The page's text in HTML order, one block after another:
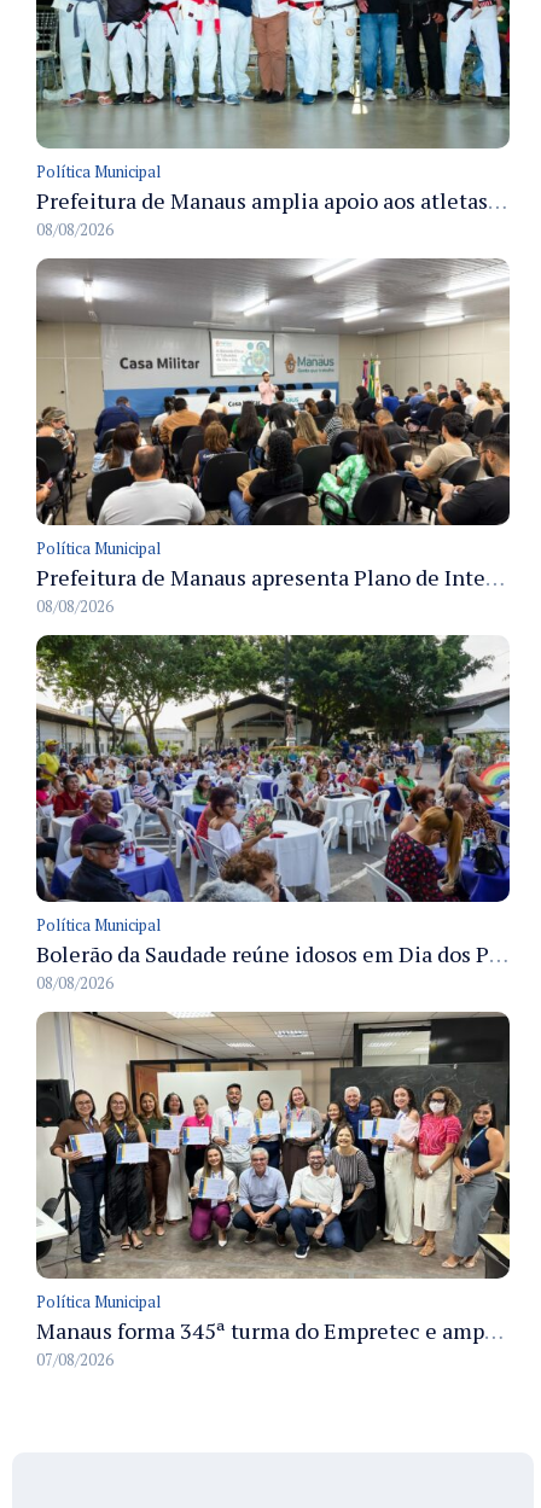
Política Municipal
Prefeitura de Manaus amplia apoio aos atletas de 100 para 150 beneficiados a partir do próximo ano
08/08/2026
Política Municipal
Prefeitura de Manaus apresenta Plano de Integridade da CGM e qualifica servidores para governança e conformidade no biênio 2027-2028
08/08/2026
Política Municipal
Bolerão da Saudade reúne idosos em Dia dos Pais promovido pela Fundação Dr. Thomas em Manaus
08/08/2026
Política Municipal
Manaus forma 345ª turma do Empretec e amplia qualificação de empreendedores na cidade
07/08/2026